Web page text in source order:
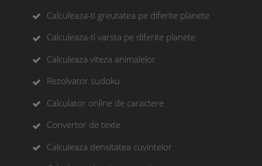
Calculeaza-ti greutatea pe diferite planete
Calculeaza-ti varsta pe diferite planete
Calculeaza viteza animalelor
Rezolvator sudoku
Calculator online de caractere
Convertor de texte
Calculeaza densitatea cuvintelor